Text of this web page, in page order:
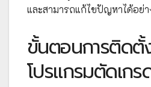
และสามารถแก้ไขปัญหาได้อย่า
ขั้นตอนการติดตั้
โปรแกรมตัดเกร